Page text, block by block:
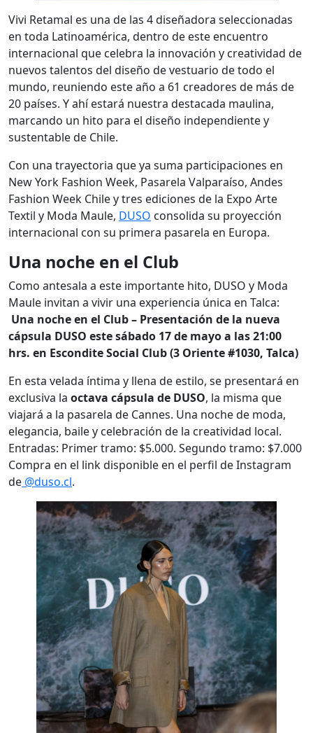
Vivi Retamal es una de las 4 diseñadora seleccionadas
en toda Latinoamérica, dentro de este encuentro
internacional que celebra la innovación y creatividad de
nuevos talentos del diseño de vestuario de todo el
mundo, reuniendo este año a 61 creadores de más de
20 países. Y ahí estará nuestra destacada maulina,
marcando un hito para el diseño independiente y
sustentable de Chile.
Con una trayectoria que ya suma participaciones en
New York Fashion Week, Pasarela Valparaíso, Andes
Fashion Week Chile y tres ediciones de la Expo Arte
Textil y Moda Maule, DUSO consolida su proyección
internacional con su primera pasarela en Europa.
Una noche en el Club
Como antesala a este importante hito, DUSO y Moda
Maule invitan a vivir una experiencia única en Talca:
Una noche en el Club – Presentación de la nueva
cápsula DUSO este sábado 17 de mayo a las21:00
hrs. en Escondite Social Club (3 Oriente #1030, Talca)
En esta velada íntima y llena de estilo, se presentará en
exclusiva la octava cápsula de DUSO, la misma que
viajará a la pasarela de Cannes. Una noche de moda,
elegancia, baile y celebración de la creatividad local.
Entradas: Primer tramo: $5.000. Segundo tramo: $7.000
Compra en el link disponible en el perfil de Instagram
de @duso.cl.